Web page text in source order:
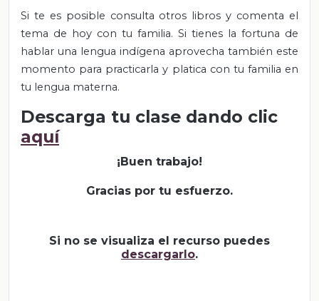
Si te es posible consulta otros libros y comenta el
tema de hoy con tu familia. Si tienes la fortuna de
hablar una lengua indígena aprovecha también este
momento para practicarla y platica con tu familia en
tu lengua materna.
Descarga tu clase dando clic
aquí
¡Buen trabajo!
Gracias por tu esfuerzo.
Si no se visualiza el recurso puedes
descargarlo.